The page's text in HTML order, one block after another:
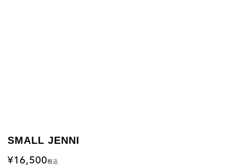
SMALL JENNI
16,500税込